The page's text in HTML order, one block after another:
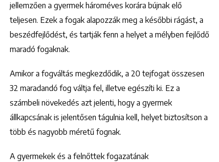
jellemzően a gyermek hároméves korára bújnak elő
teljesen. Ezek a fogak alapozzák meg a későbbi rágást, a
beszédfejlődést, és tartják fenn a helyet a mélyben fejlődő
maradó fogaknak.
Amikor a fogváltás megkezdődik, a 20 tejfogat összesen
32 maradandó fog váltja fel, illetve egészíti ki. Ez a
számbeli növekedés azt jelenti, hogy a gyermek
állkapcsának is jelentősen tágulnia kell, helyet biztosítson a
több és nagyobb méretű fognak.
A gyermekek és a felnőttek fogazatának